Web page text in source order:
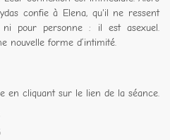
confie à Elena, qu'il ne ressent
pour personne : il est asexuel.
nouvelle forme d’intimité.
en cliquant sur le lien de la séance.